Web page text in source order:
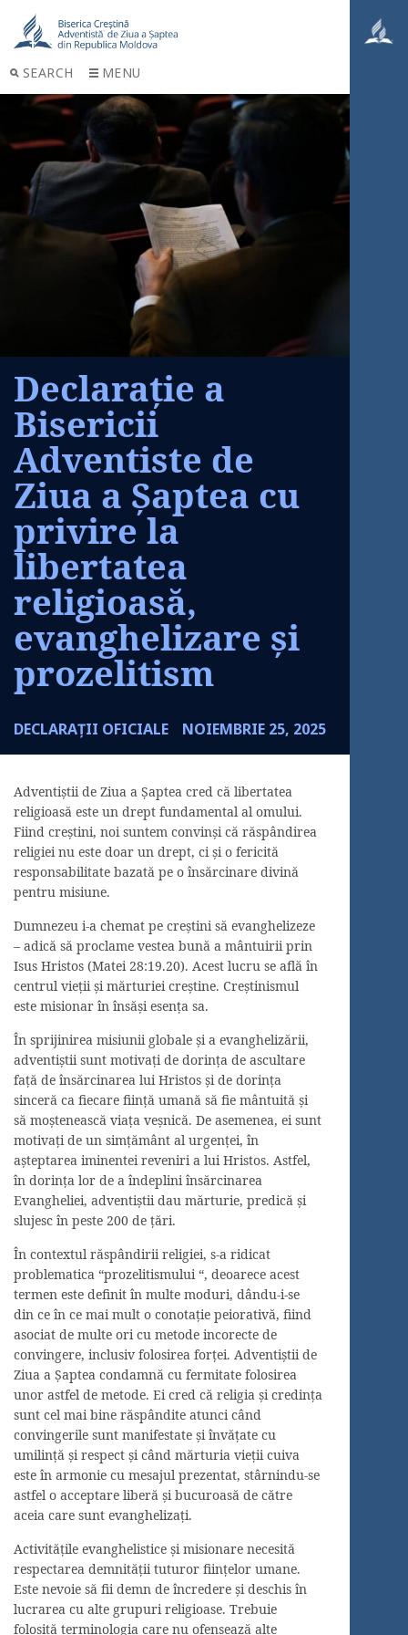
SEARCH MENU
Declarație a
Bisericii
Adventiste de
Ziua a Șaptea cu
privire la
libertatea
religioasă,
evanghelizare și
prozelitism
DECLARAȚII OFICIALE NOIEMBRIE 25, 2025
Adventiştii de Ziua a Şaptea cred că libertatea
religioasă este un drept fundamental al omului.
Fiind creştini, noi suntem convinşi că răspândirea
religiei nu este doar un drept, ci şi o fericită
responsabilitate bazată pe o însărcinare divină
pentru misiune.
Dumnezeu i-a chemat pe creştini să evanghelizeze
– adică să proclame vestea bună a mântuirii prin
Isus Hristos (Matei 28:19.20). Acest lucru se află în
centrul vieţii şi mărturiei creştine. Creştinismul
este misionar în însăşi esenţa sa.
În sprijinirea misiunii globale şi a evanghelizării,
adventiştii sunt motivaţi de dorinţa de ascultare
faţă de însărcinarea lui Hristos şi de dorinţa
sinceră ca fiecare fiinţă umană să fie mântuită şi
să moştenească viaţa veşnică. De asemenea, ei sunt
motivaţi de un simţământ al urgenţei, în
aşteptarea iminentei reveniri a lui Hristos. Astfel,
în dorinţa lor de a îndeplini însărcinarea
Evangheliei, adventiştii dau mărturie, predică şi
slujesc în peste 200 de ţări.
În contextul răspândirii religiei, s-a ridicat
problematica “prozelitismului “, deoarece acest
termen este definit în multe moduri, dându-i-se
din ce în ce mai mult o conotaţie peiorativă, fiind
asociat de multe ori cu metode incorecte de
convingere, inclusiv folosirea forţei. Adventiştii de
Ziua a Şaptea condamnă cu fermitate folosirea
unor astfel de metode. Ei cred că religia şi credinţa
sunt cel mai bine răspândite atunci când
convingerile sunt manifestate şi învăţate cu
umilinţă şi respect şi când mărturia vieţii cuiva
este în armonie cu mesajul prezentat, stârnindu-se
astfel o acceptare liberă şi bucuroasă de către
aceia care sunt evanghelizaţi.
Activităţile evanghelistice şi misionare necesită
respectarea demnităţii tuturor fiinţelor umane.
Este nevoie să fii demn de încredere şi deschis în
lucrarea cu alte grupuri religioase. Trebuie
folosită terminologia care nu ofensează alte